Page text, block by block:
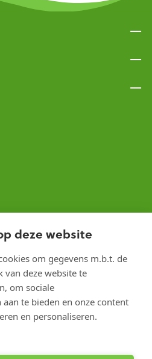
deze website
om gegevens m.b.t. de
van deze website te
om sociale
te bieden en onze content
en personaliseren.
Alle rechten voorbehouden